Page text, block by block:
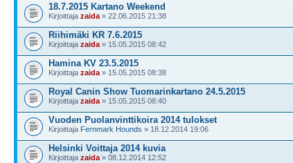
18.7.2015 Kartano Weekend
Kirjoittaja zaida » 22.06.2015 21:38
Riihimäki KR 7.6.2015
Kirjoittaja zaida » 15.05.2015 08:42
Hamina KV 23.5.2015
Kirjoittaja zaida » 15.05.2015 08:38
Royal Canin Show Tuomarinkartano 24.5.2015
Kirjoittaja zaida » 15.05.2015 08:40
Vuoden Puolanvinttikoira 2014 tulokset
Kirjoittaja Fernmark Hounds » 18.12.2014 19:06
Helsinki Voittaja 2014 kuvia
Kirjoittaja zaida » 08.12.2014 12:52